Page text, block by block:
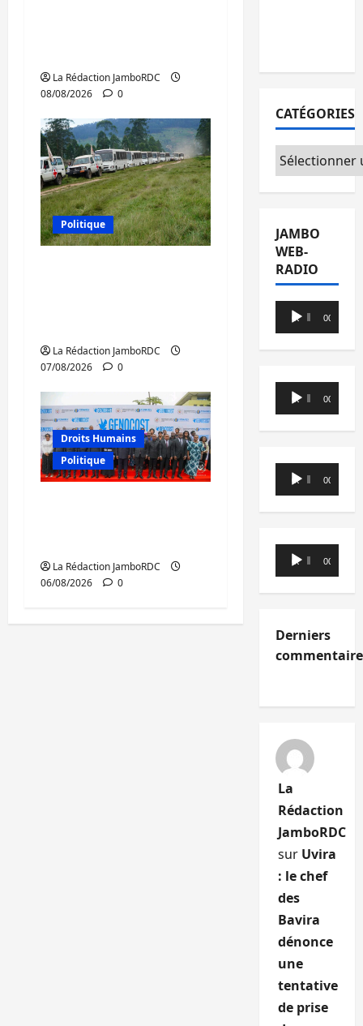
La Rédaction JamboRDC
08/08/2026
0
Politique
La Rédaction JamboRDC
07/08/2026
0
Droits Humains
Politique
La Rédaction JamboRDC
06/08/2026
0
CATÉGORIES
Catégories
JAMBO
WEB-
RADIO
Lecteur
audio
00:00 00:00
Lecteur
audio
00:00 00:00
Lecteur
audio
00:00 00:00
Lecteur
audio
00:00 00:00
Derniers
La
Rédaction
JamboRDC
sur Uvira
: le chef
des
Bavira
dénonce
une
tentative
de prise